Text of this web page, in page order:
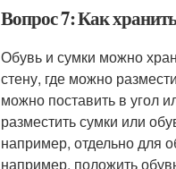
Вопрос 7: Как
Обувь и сумки можно
стену, где можно
можно поставить в угол
разместить сумки или
например, отдельно для
например, положить